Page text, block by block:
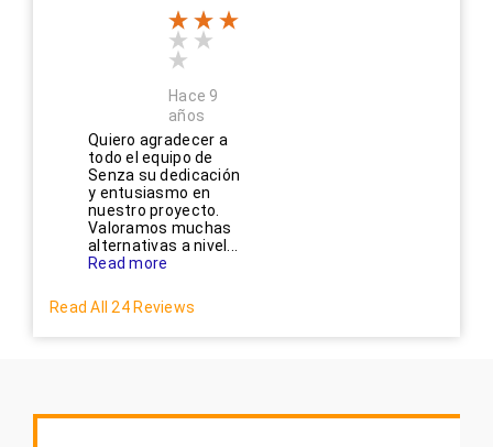
Hace 9
años
Quiero agradecer a
todo el equipo de
Senza su dedicación
y entusiasmo en
nuestro proyecto.
Valoramos muchas
alternativas a nivel...
Read more
Read All 24 Reviews